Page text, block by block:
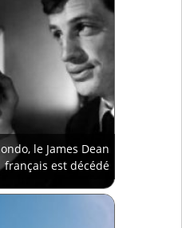
le James Dean
français est décédé